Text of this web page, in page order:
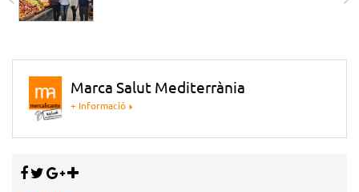
Marca Salut Mediterrània
+ Informació